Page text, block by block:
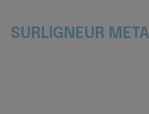
SURLIGNEUR